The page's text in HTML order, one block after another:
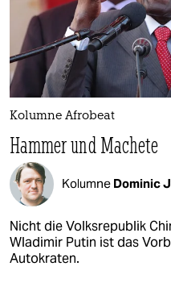
Kolumne Afrobeat
Hammer und Machete
Kolumne Dominic
Nicht die Volksrepublik
Wladimir Putin ist das
Autokraten.